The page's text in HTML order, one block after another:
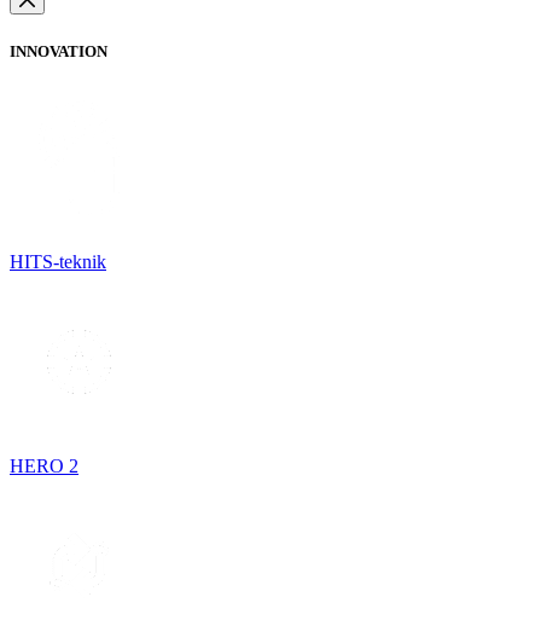
INNOVATION
HITS-teknik
HERO 2